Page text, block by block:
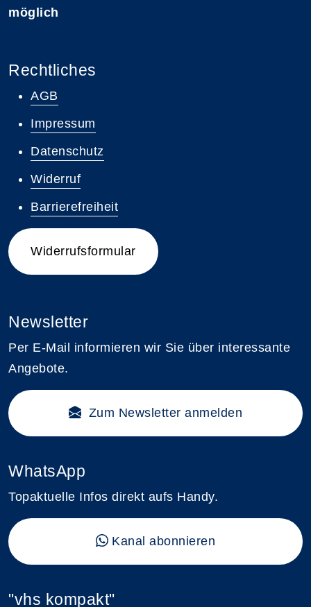
möglich
Rechtliches
AGB
Impressum
Datenschutz
Widerruf
Barrierefreiheit
Widerrufsformular
Newsletter
Per E-Mail informieren wir Sie über interessante
Angebote.
Zum Newsletter anmelden
WhatsApp
Topaktuelle Infos direkt aufs Handy.
Kanal abonnieren
"vhs kompakt"